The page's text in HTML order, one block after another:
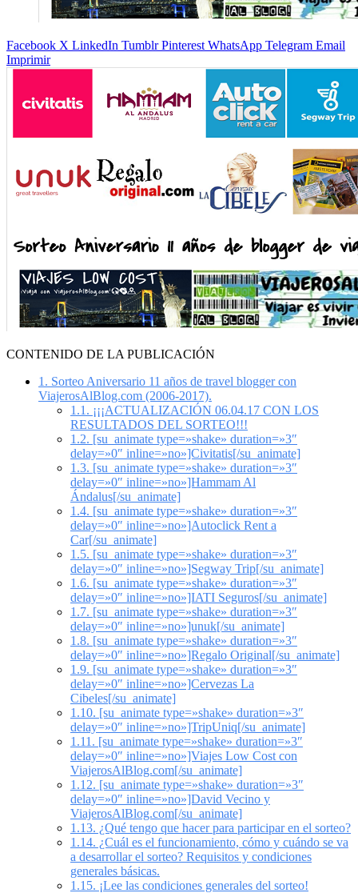
Facebook X LinkedIn Tumblr Pinterest WhatsApp Telegram Email
Imprimir
CONTENIDO DE LA PUBLICACIÓN
1. Sorteo Aniversario 11 años de travel blogger con
ViajerosAlBlog.com (2006-2017).
1.1. ¡¡¡ACTUALIZACIÓN 06.04.17 CON LOS
RESULTADOS DEL SORTEO!!!
1.2. [su_animate type=»shake» duration=»3″
delay=»0″ inline=»no»]Civitatis[/su_animate]
1.3. [su_animate type=»shake» duration=»3″
delay=»0″ inline=»no»]Hammam Al
Ándalus[/su_animate]
1.4. [su_animate type=»shake» duration=»3″
delay=»0″ inline=»no»]Autoclick Rent a
Car[/su_animate]
1.5. [su_animate type=»shake» duration=»3″
delay=»0″ inline=»no»]Segway Trip[/su_animate]
1.6. [su_animate type=»shake» duration=»3″
delay=»0″ inline=»no»]IATI Seguros[/su_animate]
1.7. [su_animate type=»shake» duration=»3″
delay=»0″ inline=»no»]unuk[/su_animate]
1.8. [su_animate type=»shake» duration=»3″
delay=»0″ inline=»no»]Regalo Original[/su_animate]
1.9. [su_animate type=»shake» duration=»3″
delay=»0″ inline=»no»]Cervezas La
Cibeles[/su_animate]
1.10. [su_animate type=»shake» duration=»3″
delay=»0″ inline=»no»]TripUniq[/su_animate]
1.11. [su_animate type=»shake» duration=»3″
delay=»0″ inline=»no»]Viajes Low Cost con
ViajerosAlBlog.com[/su_animate]
1.12. [su_animate type=»shake» duration=»3″
delay=»0″ inline=»no»]David Vecino y
ViajerosAlBlog.com[/su_animate]
1.13. ¿Qué tengo que hacer para participar en el sorteo?
1.14. ¿Cuál es el funcionamiento, cómo y cuándo se va
a desarrollar el sorteo? Requisitos y condiciones
generales básicas.
1.15. ¡Lee las condiciones generales del sorteo!